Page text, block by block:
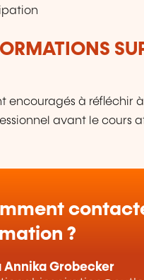
encouragés à réfléchir
avant le cours
?
Annika Grobecker